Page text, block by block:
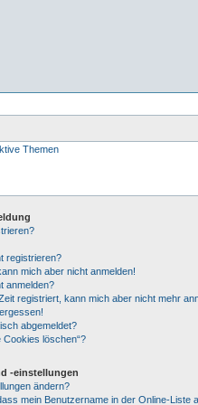
Themen
registrieren?
mich aber nicht anmelden!
anmelden?
registriert, kann mich aber nicht mehr
abgemeldet?
Cookies löschen“?
-einstellungen
ändern?
mein Benutzername in der Online-Liste